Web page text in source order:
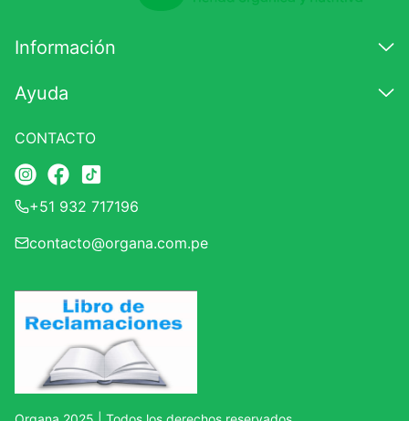
Información
Ayuda
CONTACTO
+51 932 717196
contacto@organa.com.pe